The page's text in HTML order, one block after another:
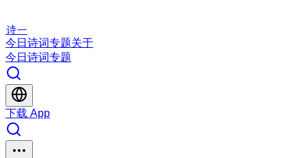
诗一
今日 诗词专题关于
今日 诗词专题
下载 App